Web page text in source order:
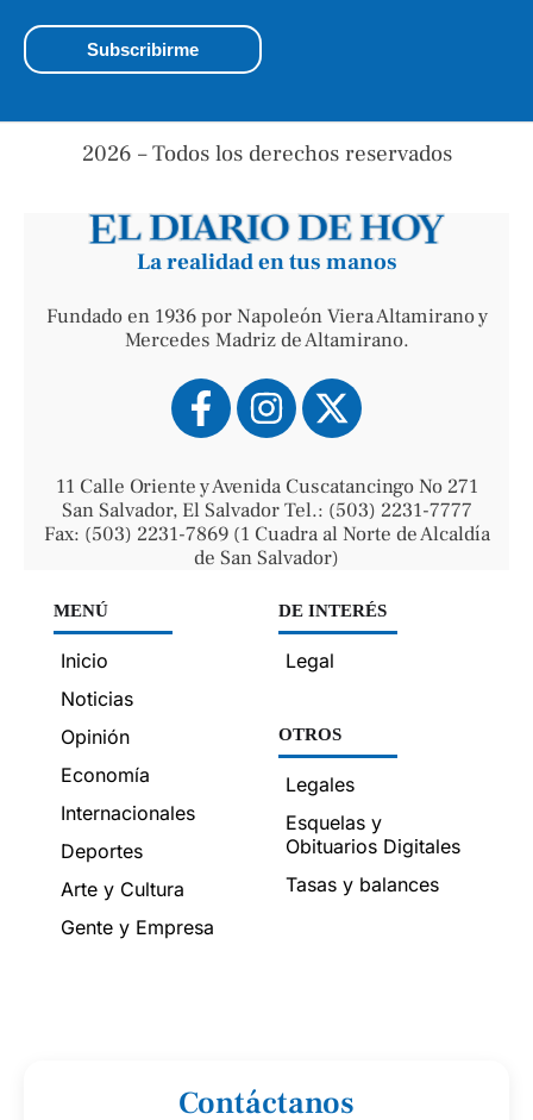
2026 – Todos los derechos reservados
La realidad en tus manos
Fundado en 1936 por Napoleón Viera Altamirano y
Mercedes Madriz de Altamirano.
11 Calle Oriente y Avenida Cuscatancingo No 271
San Salvador, El Salvador Tel.: (503) 2231-7777
Fax: (503) 2231-7869 (1 Cuadra al Norte de Alcaldía
de San Salvador)
MENÚ
Inicio
Noticias
Opinión
Economía
Internacionales
Deportes
Arte y Cultura
Gente y Empresa
DE INTERÉS
Legal
OTROS
Legales
Esquelas y
Obituarios Digitales
Tasas y balances
Contáctanos